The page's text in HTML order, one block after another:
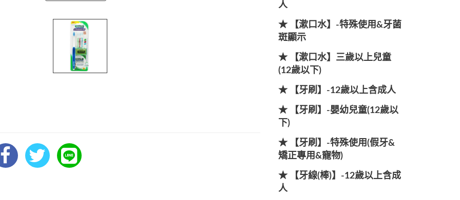
人
★ 【漱口水】-特殊使用&牙菌
斑顯示
★ 【漱口水】三歲以上兒童
(12歲以下)
★ 【牙刷】-12歲以上含成人
★ 【牙刷】-嬰幼兒童(12歲以
下)
★ 【牙刷】-特殊使用(假牙&
矯正專用&寵物)
★ 【牙線(棒)】-12歲以上含成
人